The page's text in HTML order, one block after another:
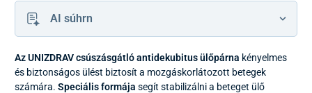
AI súhrn
Az UNIZDRAV csúszásgátló antidekubitus ülőpárna kényelmes
és biztonságos ülést biztosít a mozgáskorlátozott betegek
számára. Speciális formája segít stabilizálni a beteget ülő